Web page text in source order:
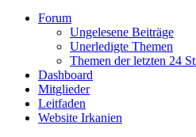
Forum
Ungelesene Beiträge
Unerledigte Themen
Themen der letzten 24
Dashboard
Mitglieder
Leitfaden
Website Irkanien